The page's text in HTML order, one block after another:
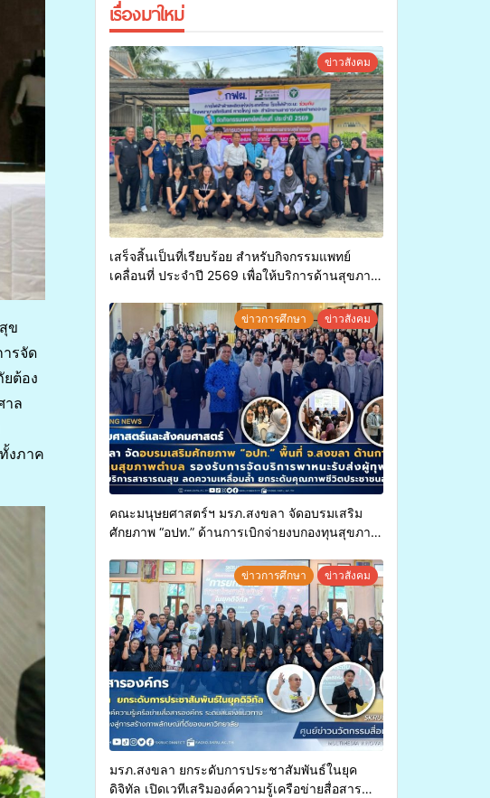
ข
รจัด
ต้อง
าล
งภาค
เรื่องมาใหม่
ข่าวสังคม
เสร็จสิ้นเป็นที่เรียบร้อย สำหรับกิจกรรมแพทย์
เคลื่อนที่ ประจำปี 2569 เพื่อให้บริการด้านสุขภาพ
ข่าวการศึกษา ข่าวสังคม
คณะมนุษยศาสตร์ฯ มรภ.สงขลา จัดอบรมเสริม
ศักยภาพ “อปท.” ด้านการเบิกจ่ายงบกองทุนสุขภาพ
ทุพพลภาพเพื่อเข้ารับบริการสาธารณสุข ลดความ
เหลื่อมล้ำ ยกระดับคุณภาพชีวิตประชาชนอย่าง
ยั่งยืน
ข่าวการศึกษา ข่าวสังคม
มรภ.สงขลา ยกระดับการประชาสัมพันธ์ในยุค
ดิจิทัล เปิดเวทีเสริมองค์ความรู้เครือข่ายสื่อสาร